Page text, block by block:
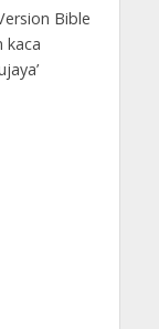
Bible
kaca